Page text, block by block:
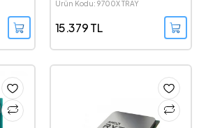
Tray İşlemci
Ürün Kodu: 9700X TRAY
15.379 TL